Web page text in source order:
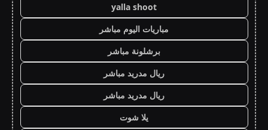
yalla shoot
مباريات اليوم مباشر
برشلونة مباشر
ريال مدريد مباشر
ريال مدريد مباشر
يلا شوت